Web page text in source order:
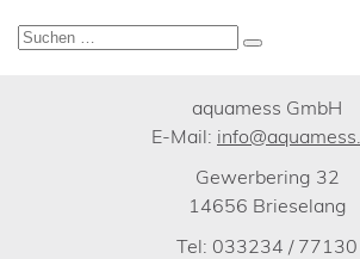
Suchen
Suchen
aquamess GmbH
E-Mail:
Gewerbering 32
14656 Brieselang
Tel: 033234 / 77130